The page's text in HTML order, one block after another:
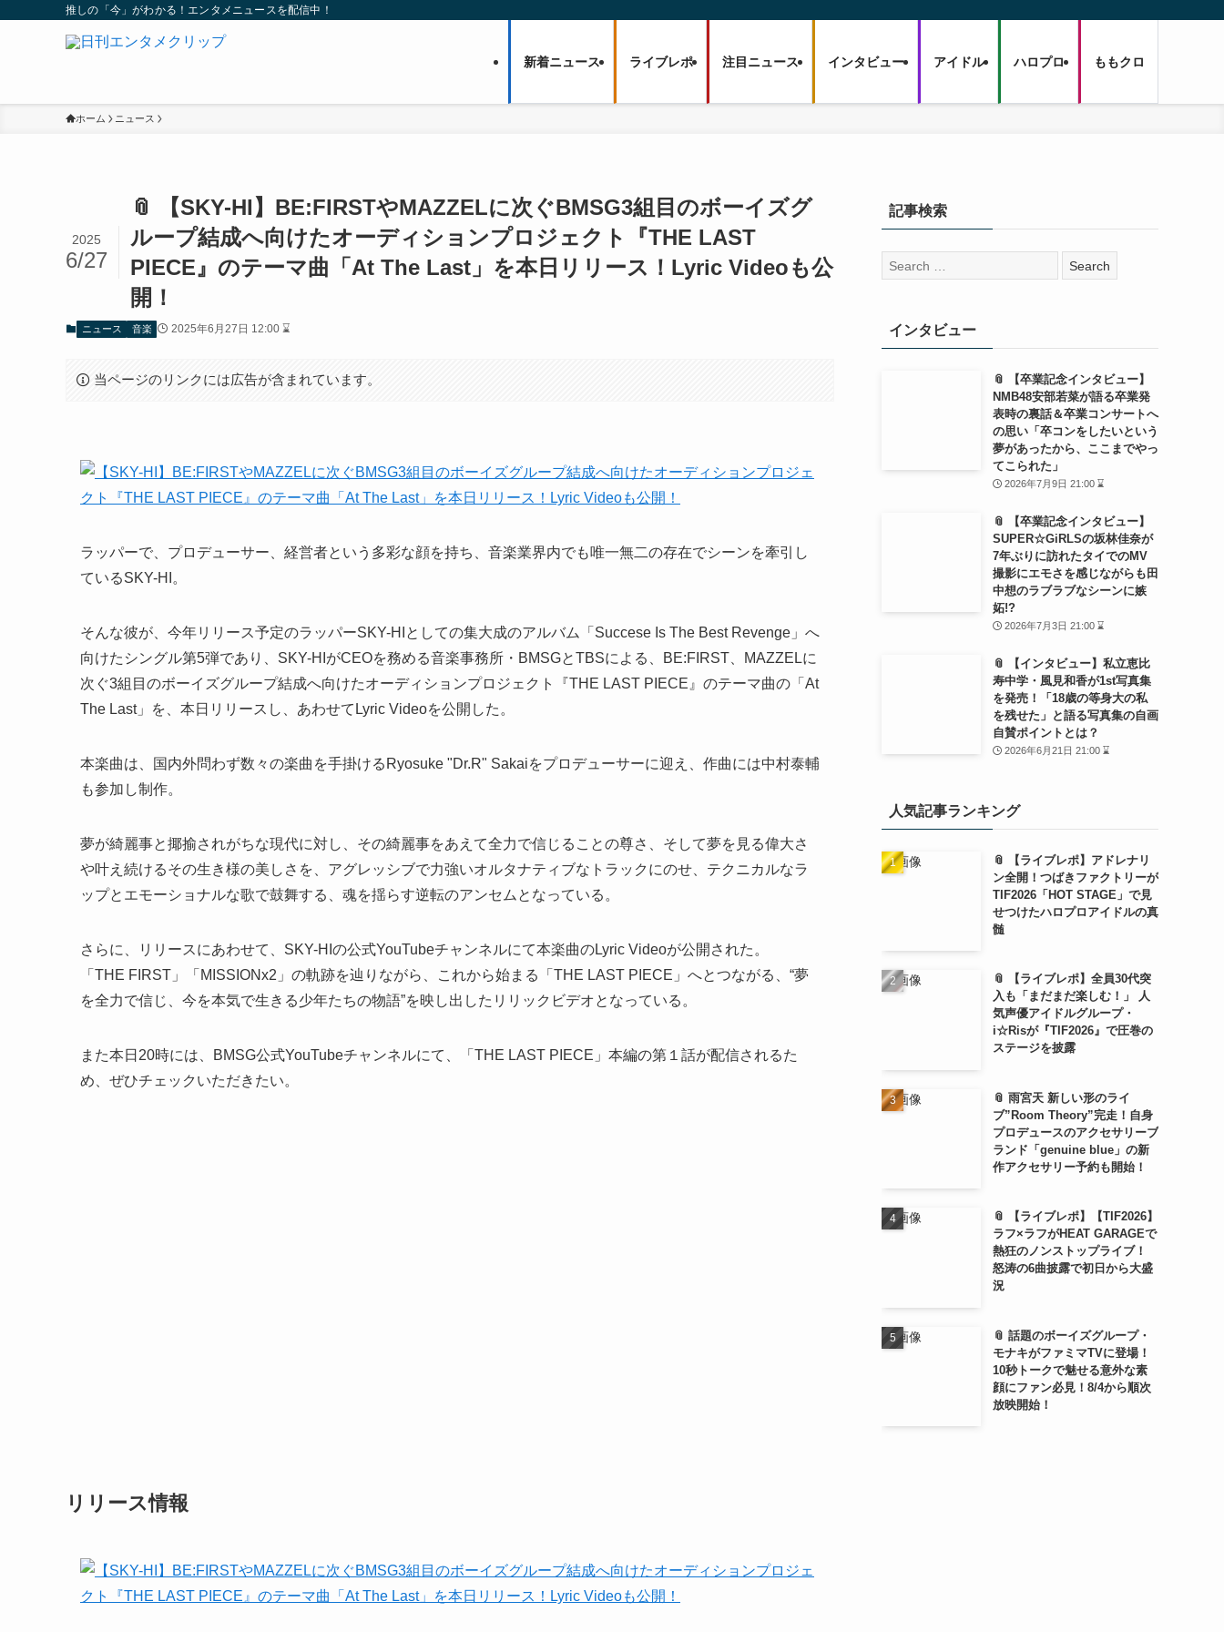
推しの「今」がわかる！エンタメニュースを配信中！
新着ニュース ライブレポ 注目ニュース インタビュー アイドル ハロプロ ももクロ
ホーム ニュース
📎 【SKY-HI】BE:FIRSTやMAZZELに次ぐBMSG3組目のボーイズグ
ループ結成へ向けたオーディションプロジェクト『THE LAST
PIECE』のテーマ曲「At The Last」を本日リリース！Lyric Videoも公
開！
2025
6/27
ニュース 音楽 2025年6月27日 12:00 ⌛
当ページのリンクには広告が含まれています。
ラッパーで、プロデューサー、経営者という多彩な顔を持ち、音楽業界内でも唯一無二の存在でシーンを牽引し
ているSKY-HI。
そんな彼が、今年リリース予定のラッパーSKY-HIとしての集大成のアルバム「Succese Is The Best Revenge」へ
向けたシングル第5弾であり、SKY-HIがCEOを務める音楽事務所・BMSGとTBSによる、BE:FIRST、MAZZELに
次ぐ3組目のボーイズグループ結成へ向けたオーディションプロジェクト『THE LAST PIECE』のテーマ曲の「At
The Last」を、本日リリースし、あわせてLyric Videoを公開した。
本楽曲は、国内外問わず数々の楽曲を手掛けるRyosuke "Dr.R" Sakaiをプロデューサーに迎え、作曲には中村泰輔
も参加し制作。
夢が綺麗事と揶揄されがちな現代に対し、その綺麗事をあえて全力で信じることの尊さ、そして夢を見る偉大さ
や叶え続けるその生き様の美しさを、アグレッシブで力強いオルタナティブなトラックにのせ、テクニカルなラ
ップとエモーショナルな歌で鼓舞する、魂を揺らす逆転のアンセムとなっている。
さらに、リリースにあわせて、SKY-HIの公式YouTubeチャンネルにて本楽曲のLyric Videoが公開された。
「THE FIRST」「MISSIONx2」の軌跡を辿りながら、これから始まる「THE LAST PIECE」へとつながる、“夢
を全力で信じ、今を本気で生きる少年たちの物語”を映し出したリリックビデオとなっている。
また本日20時には、BMSG公式YouTubeチャンネルにて、「THE LAST PIECE」本編の第１話が配信されるた
め、ぜひチェックいただきたい。
リリース情報
記事検索
検
索:
インタビュー
📎 【卒業記念インタビュー】
NMB48安部若菜が語る卒業発
表時の裏話＆卒業コンサートへ
の思い「卒コンをしたいという
夢があったから、ここまでやっ
てこられた」
2026年7月9日 21:00 ⌛
📎 【卒業記念インタビュー】
SUPER☆GiRLSの坂林佳奈が
7年ぶりに訪れたタイでのMV
撮影にエモさを感じながらも田
中想のラブラブなシーンに嫉
妬!?
2026年7月3日 21:00 ⌛
📎 【インタビュー】私立恵比
寿中学・風見和香が1st写真集
を発売！「18歳の等身大の私
を残せた」と語る写真集の自画
自賛ポイントとは？
2026年6月21日 21:00 ⌛
人気記事ランキング
📎 【ライブレポ】アドレナリ
ン全開！つばきファクトリーが
TIF2026「HOT STAGE」で見
せつけたハロプロアイドルの真
髄
📎 【ライブレポ】全員30代突
入も「まだまだ楽しむ！」 人
気声優アイドルグループ・
i☆Risが『TIF2026』で圧巻の
ステージを披露
📎 雨宮天 新しい形のライ
ブ”Room Theory”完走！自身
プロデュースのアクセサリーブ
ランド「genuine blue」の新
作アクセサリー予約も開始！
📎 【ライブレポ】【TIF2026】
ラフ×ラフがHEAT GARAGEで
熱狂のノンストップライブ！
怒涛の6曲披露で初日から大盛
況
📎 話題のボーイズグループ・
モナキがファミマTVに登場！
10秒トークで魅せる意外な素
顔にファン必見！8/4から順次
放映開始！